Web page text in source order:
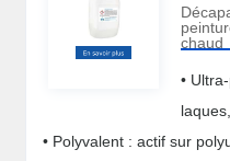
chaud
•
• Polyvalent : actif sur